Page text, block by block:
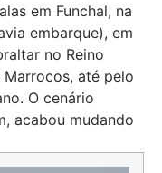
em Funchal, na
embarque), em
no Reino
até pelo
O cenário
acabou mudando